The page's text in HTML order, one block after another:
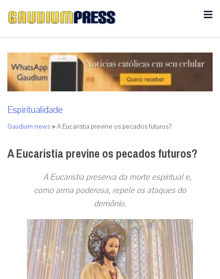
Espiritualidade
Gaudium news >A Eucaristia previne os pecados futuros?
A Eucaristia previne os pecados futuros?
A Eucaristia preserva da morte espiritual e,
como arma poderosa, repele os ataques do
demônio.